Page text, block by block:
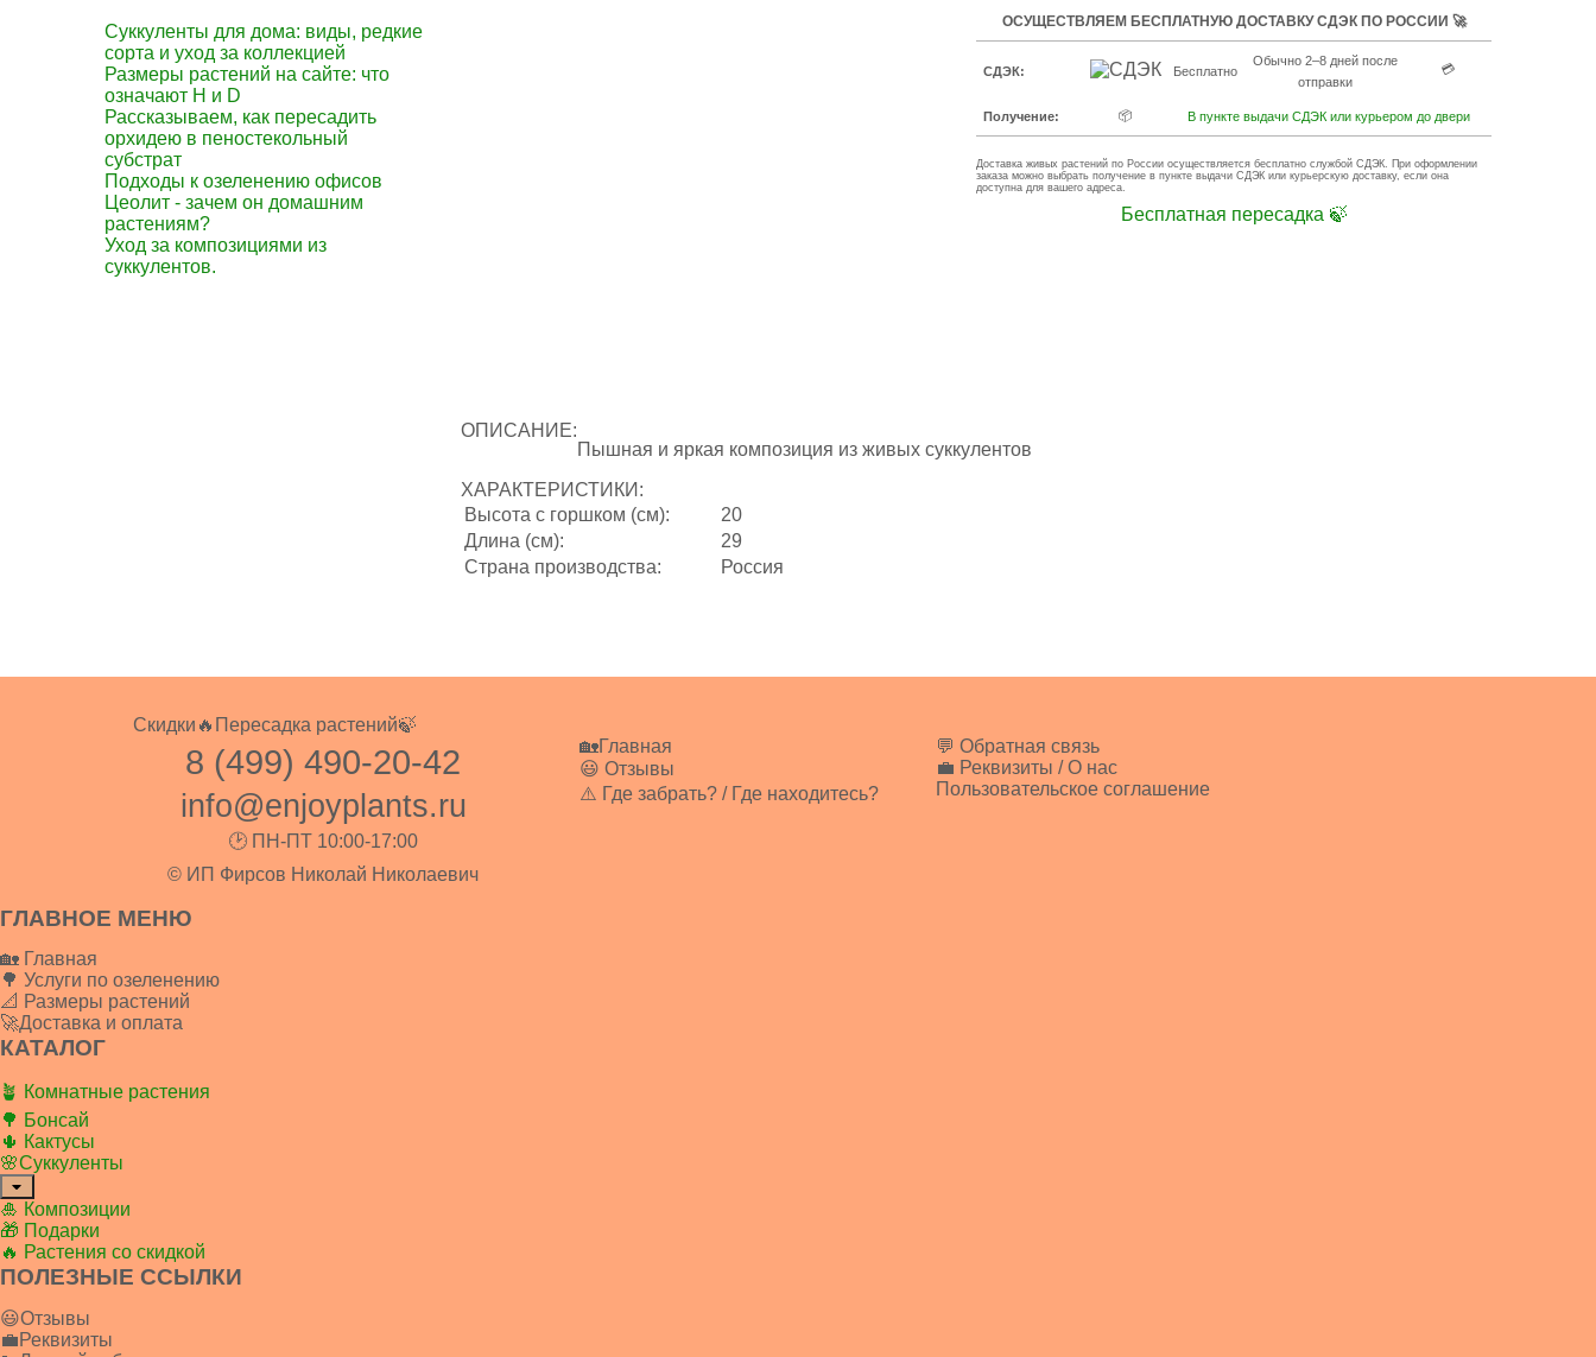
Суккуленты для дома: виды, редкие
сорта и уход за коллекцией
Размеры растений на сайте: что
означают H и D
Рассказываем, как пересадить
орхидею в пеностекольный
субстрат
Подходы к озеленению офисов
Цеолит - зачем он домашним
растениям?
Уход за композициями из
суккулентов.
ОСУЩЕСТВЛЯЕМ БЕСПЛАТНУЮ ДОСТАВКУ СДЭК ПО РОССИИ 🚀
СДЭК: Бесплатно
Обычно 2–8 дней после
отправки
💳
Получение: 📦 В пункте выдачи СДЭК или курьером до двери
Доставка живых растений по России осуществляется бесплатно службой СДЭК. При оформлении
заказа можно выбрать получение в пункте выдачи СДЭК или курьерскую доставку, если она
доступна для вашего адреса.
Бесплатная пересадка 🍃
ОПИСАНИЕ:
Пышная и яркая композиция из живых суккулентов
ХАРАКТЕРИСТИКИ:
Высота с горшком (см):
20
Длина (см):
29
Страна производства:
Россия
Скидки🔥 Пересадка растений🍃
8 (499) 490-20-42
info@enjoyplants.ru
🕑 ПН-ПТ 10:00-17:00
© ИП Фирсов Николай Николаевич
🏡Главная
😃 Отзывы
⚠️ Где забрать? / Где находитесь?
💬 Обратная связь
💼 Реквизиты / О нас
Пользовательское соглашение
ГЛАВНОЕ МЕНЮ
🏡 Главная
🌳 Услуги по озеленению
📐 Размеры растений
🚀Доставка и оплата
КАТАЛОГ
🪴 Комнатные растения
🌳 Бонсай
🌵 Кактусы
🌸Суккуленты
🎍 Композиции
🎁 Подарки
🔥 Растения со скидкой
ПОЛЕЗНЫЕ ССЫЛКИ
😃Отзывы
💼Реквизиты